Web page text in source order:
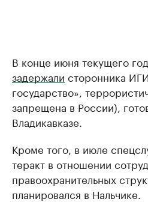
В конце июня текущего
задержали сторонника
государство»,
запрещена в России),
Владикавказе.
Кроме того, в июле
теракт в отношении
правоохранительных
планировался в Нальчике.